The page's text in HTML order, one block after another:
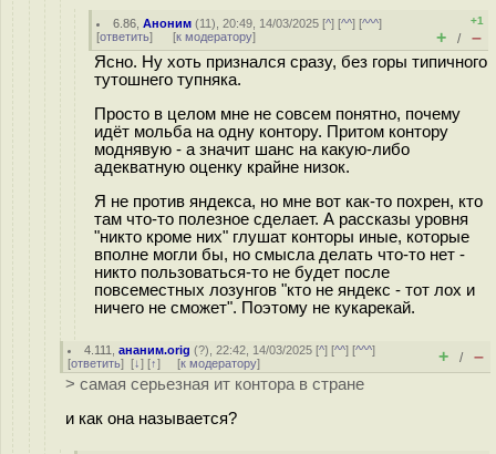
6.86 ,Аноним (11), 20:49, 14/03/2025 [^] [^^] [^^^]
[ответить] [к модератору]
+1
+ / –
Ясно. Ну хоть признался сразу, без горы типичного
тутошнего тупняка.
Просто в целом мне не совсем понятно, почему
идёт мольба на одну контору. Притом контору
моднявую - а значит шанс на какую-либо
адекватную оценку крайне низок.
Я не против яндекса, но мне вот как-то похрен, кто
там что-то полезное сделает. А рассказы уровня
"никто кроме них" глушат конторы иные, которые
вполне могли бы, но смысла делать что-то нет -
никто пользоваться-то не будет после
повсеместных лозунгов "кто не яндекс - тот лох и
ничего не сможет". Поэтому не кукарекай.
4.111 ,ананим.orig (?), 22:42, 14/03/2025 [^] [^^] [^^^]
[ответить] [↓] [↑] [к модератору] + / –
> самая серьезная ит контора в стране
и как она называется?